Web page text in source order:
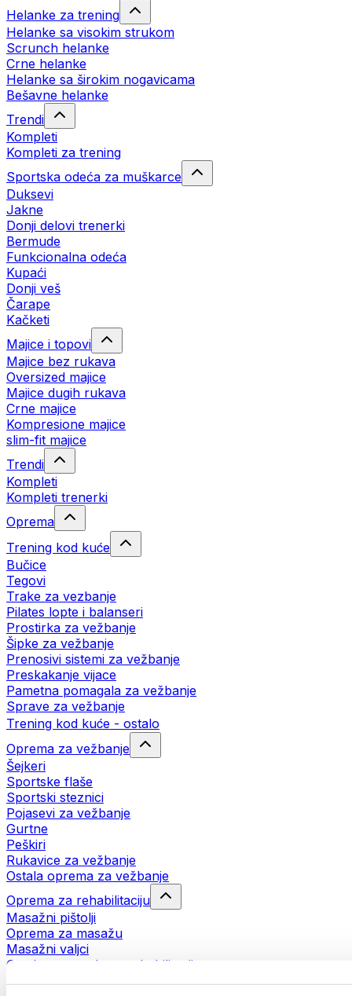
Helanke za trening
Helanke sa visokim strukom
Scrunch helanke
Crne helanke
Helanke sa širokim nogavicama
Bešavne helanke
Trendi
Kompleti
Kompleti za trening
Sportska odeća za muškarce
Duksevi
Jakne
Donji delovi trenerki
Bermude
Funkcionalna odeća
Kupaći
Donji veš
Čarape
Kačketi
Majice i topovi
Majice bez rukava
Oversized majice
Majice dugih rukava
Crne majice
Kompresione majice
slim-fit majice
Trendi
Kompleti
Kompleti trenerki
Oprema
Trening kod kuće
Bučice
Tegovi
Trake za vezbanje
Pilates lopte i balanseri
Prostirka za vežbanje
Šipke za vežbanje
Prenosivi sistemi za vežbanje
Preskakanje vijace
Pametna pomagala za vežbanje
Sprave za vežbanje
Trening kod kuće - ostalo
Oprema za vežbanje
Šejkeri
Sportske flaše
Sportski steznici
Pojasevi za vežbanje
Gurtne
Peškiri
Rukavice za vežbanje
Ostala oprema za vežbanje
Oprema za rehabilitaciju
Masažni pištolji
Oprema za masažu
Masažni valjci
Ostala pomagala za rehabilitaciju
Torbe i rančevi